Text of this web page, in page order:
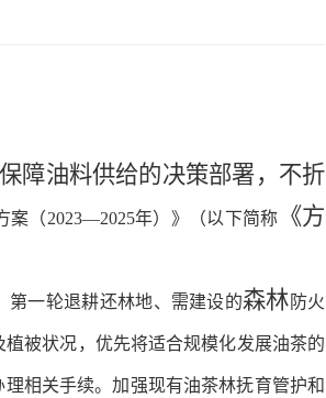
障油料供给的决策部署，不折
案（2023—2025年）》 （以下简称
《方
第一轮退耕还林地、需建设的森林 防火
植被状况，优先将适合规模化发展油茶的
理相关手续。加强现有油茶林抚育管护和